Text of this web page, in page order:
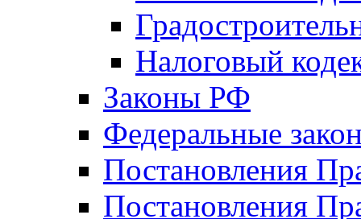
Налоговый
Законы РФ
Федеральные
Постановления
Постановления